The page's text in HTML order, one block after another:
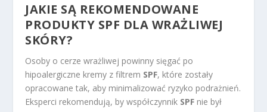
JAKIE SĄ REKOMENDOWANE
PRODUKTY SPF DLA WRAŻLIWEJ
SKÓRY?
Osoby o cerze wrażliwej powinny sięgać po
hipoalergiczne kremy z filtrem SPF, które zostały
opracowane tak, aby minimalizować ryzyko podrażnień.
Eksperci rekomendują, by współczynnik SPF nie był